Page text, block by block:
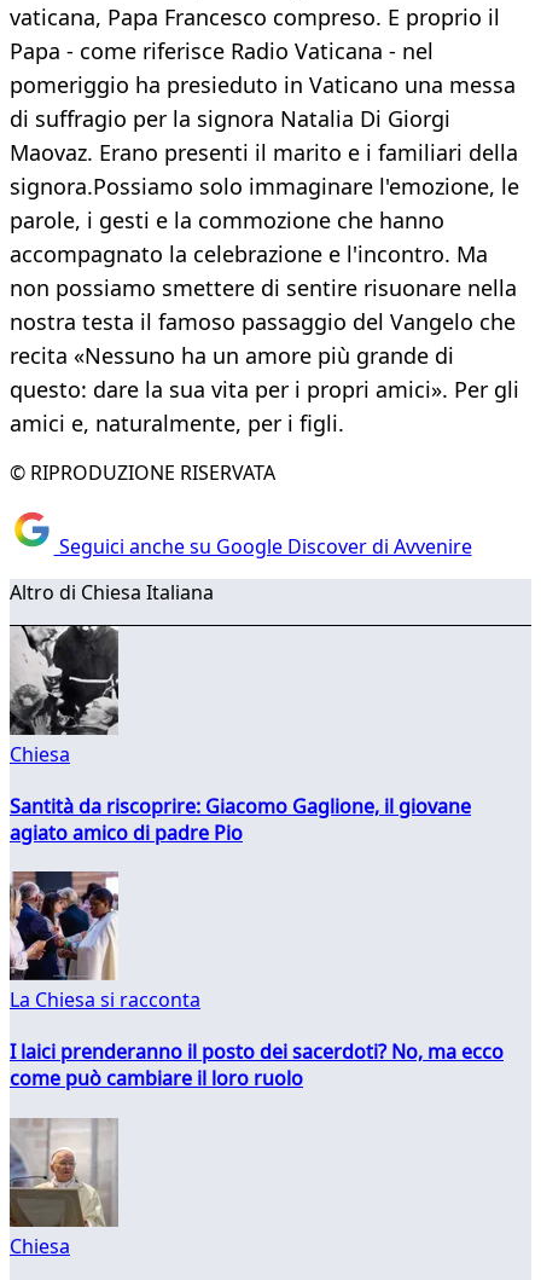
vaticana, Papa Francesco compreso. E proprio il
Papa - come riferisce Radio Vaticana - nel
pomeriggio ha presieduto in Vaticano una messa
di suffragio per la signora Natalia Di Giorgi
Maovaz. Erano presenti il marito e i familiari della
signora.Possiamo solo immaginare l'emozione, le
parole, i gesti e la commozione che hanno
accompagnato la celebrazione e l'incontro. Ma
non possiamo smettere di sentire risuonare nella
nostra testa il famoso passaggio del Vangelo che
recita «Nessuno ha un amore più grande di
questo: dare la sua vita per i propri amici». Per gli
amici e, naturalmente, per i figli.
© RIPRODUZIONE RISERVATA
Seguici anche su Google Discover di Avvenire
Altro di Chiesa Italiana
Chiesa
Santità da riscoprire: Giacomo Gaglione, il giovane
agiato amico di padre Pio
La Chiesa si racconta
I laici prenderanno il posto dei sacerdoti? No, ma ecco
come può cambiare il loro ruolo
Chiesa